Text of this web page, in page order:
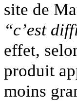
site de
“c’est
effet,
produit
moins